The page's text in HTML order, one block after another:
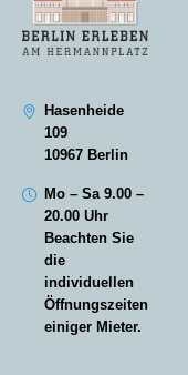
Hasenheide
109
10967 Berlin
Mo – Sa 9.00 –
20.00 Uhr
Beachten Sie
die
individuellen
Öffnungszeiten
einiger Mieter.